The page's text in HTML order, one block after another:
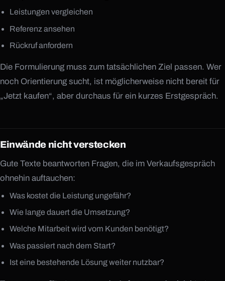
TELEFON +49 1525 2954285
Leistungen vergleichen
Referenz ansehen
Rückruf anfordern
Die Formulierung muss zum tatsächlichen Ziel passen. Wer
noch Orientierung sucht, ist möglicherweise nicht bereit für
„Jetzt kaufen“, aber durchaus für ein kurzes Erstgespräch.
Einwände nicht verstecken
Gute Texte beantworten Fragen, die im Verkaufsgespräch
ohnehin auftauchen:
Was kostet die Leistung ungefähr?
Wie lange dauert die Umsetzung?
Welche Mitarbeit wird vom Kunden benötigt?
Was passiert nach dem Start?
Ist eine bestehende Lösung weiter nutzbar?